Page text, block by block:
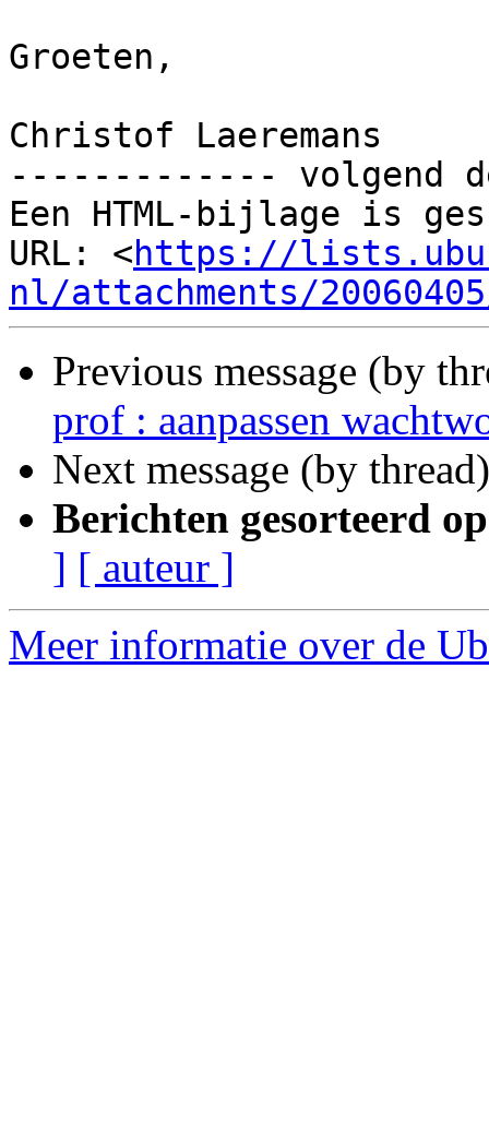
Groeten,
Christof Laeremans
------------- volgend
Een HTML-bijlage is
URL: <https://
nl/attachments/
Previous message (by
prof : aanpassen
Next message (by
Berichten gesorteerd
] [ auteur ]
Meer informatie over de